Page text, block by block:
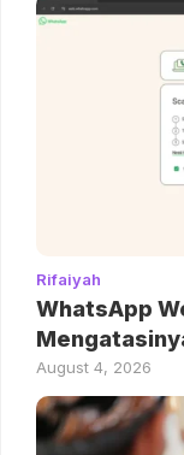
Rifaiyah
WhatsApp
August 4, 2026